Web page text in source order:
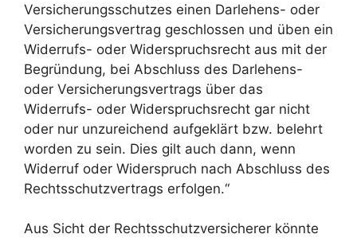
Versicherungsschutzes einen Darlehens- oder
Versicherungsvertrag geschlossen und üben ein
Widerrufs- oder Widerspruchsrecht aus mit der
Begründung, bei Abschluss des Darlehens-
oder Versicherungsvertrags über das
Widerrufs- oder Widerspruchsrecht gar nicht
oder nur unzureichend aufgeklärt bzw. belehrt
worden zu sein. Dies gilt auch dann, wenn
Widerruf oder Widerspruch nach Abschluss des
Rechtsschutzvertrags erfolgen.“
Aus Sicht der Rechtsschutzversicherer könnte